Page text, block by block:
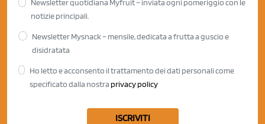
Newsletter quotidiana Myfruit – inviata ogni pomeriggio con le
notizie principali.
Newsletter Mysnack – mensile, dedicata a frutta a guscio e
disidratata
Ho letto e acconsento il trattamento dei dati personali come
specificato dalla nostra privacy policy
ISCRIVITI